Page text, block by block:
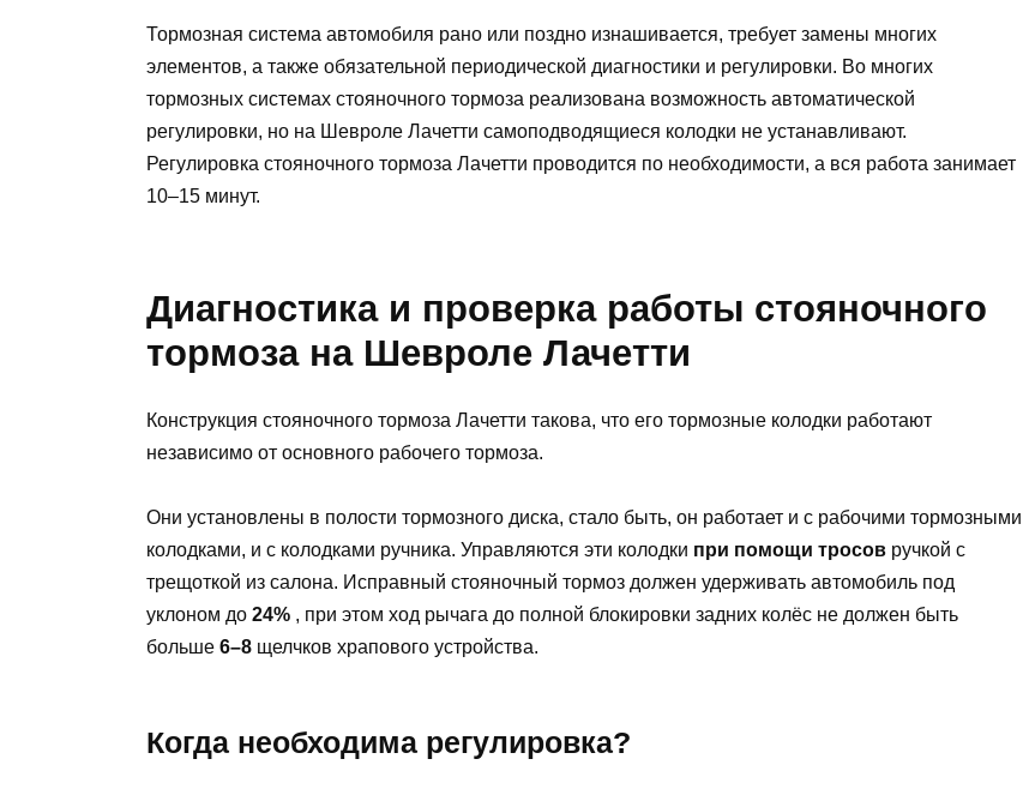
Тормозная система автомобиля рано или поздно изнашивается, требует замены многих
элементов, а также обязательной периодической диагностики и регулировки. Во многих
тормозных системах стояночного тормоза реализована возможность автоматической
регулировки, но на Шевроле Лачетти самоподводящиеся колодки не устанавливают.
Регулировка стояночного тормоза Лачетти проводится по необходимости, а вся работа занимает
10–15 минут.
Диагностика и проверка работы стояночного
тормоза на Шевроле Лачетти
Конструкция стояночного тормоза Лачетти такова, что его тормозные колодки работают
независимо от основного рабочего тормоза.
Они установлены в полости тормозного диска, стало быть, он работает и с рабочими тормозными
колодками, и с колодками ручника. Управляются эти колодки при помощи тросов ручкой с
трещоткой из салона. Исправный стояночный тормоз должен удерживать автомобиль под
уклоном до 24% , при этом ход рычага до полной блокировки задних колёс не должен быть
больше 6–8 щелчков храпового устройства.
Когда необходима регулировка?